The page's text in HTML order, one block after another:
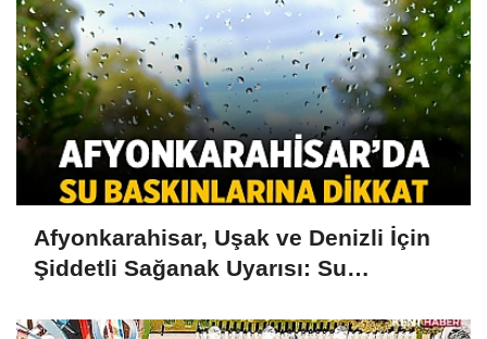
Afyonkarahisar, Uşak ve Denizli İçin
Şiddetli Sağanak Uyarısı: Su